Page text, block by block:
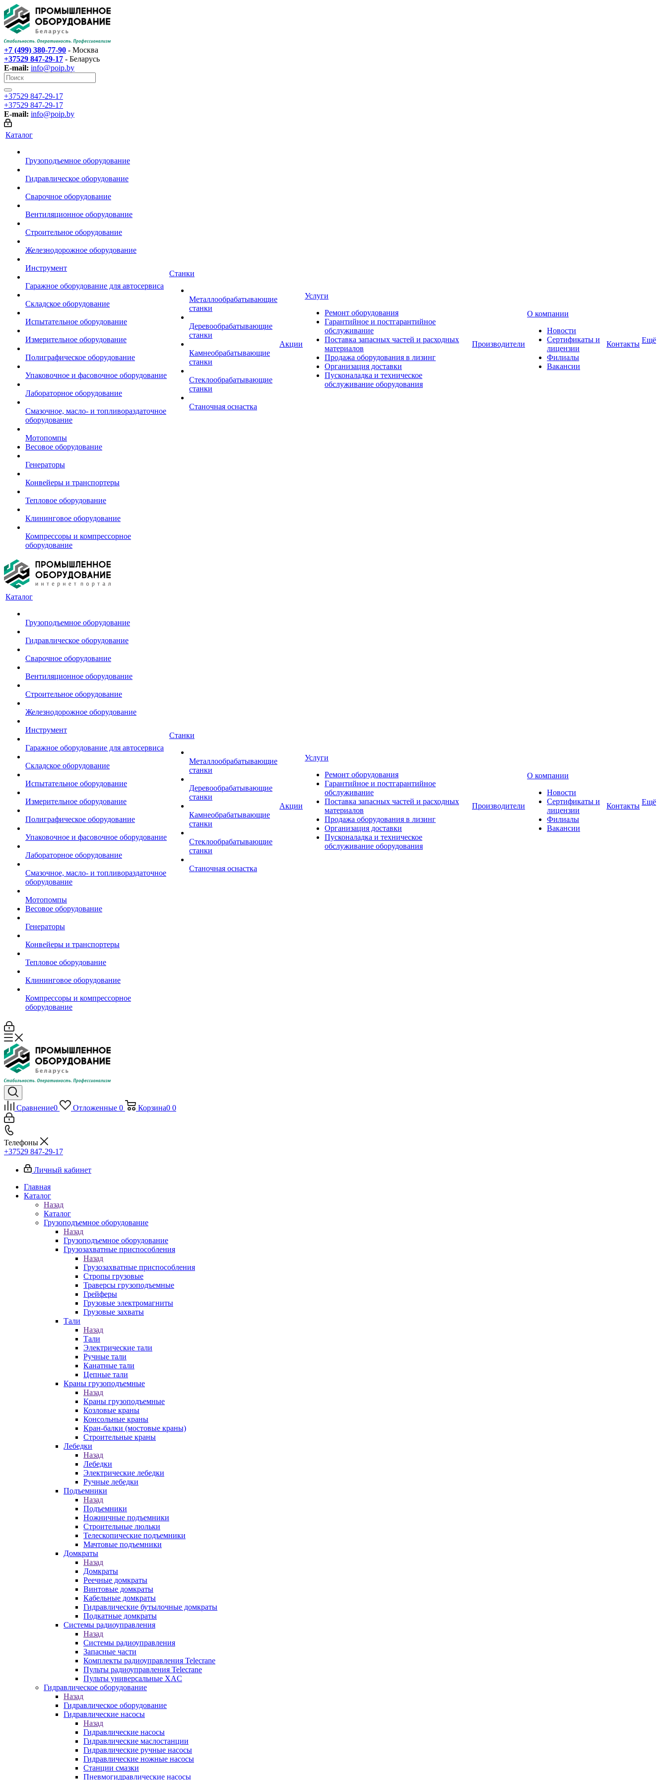
+7 (499) 380-77-90 - Москва
+37529 847-29-17‬ - Беларусь
E-mail: info@poip.by
+37529 847-29-17‬
+37529 847-29-17‬
E-mail: info@poip.by
Каталог
Грузоподъемное оборудование
Гидравлическое оборудование
Сварочное оборудование
Вентиляционное оборудование
Строительное оборудование
Железнодорожное оборудование
Инструмент
Гаражное оборудование для автосервиса
Складское оборудование
Испытательное оборудование
Измерительное оборудование
Полиграфическое оборудование
Упаковочное и фасовочное оборудование
Лабораторное оборудование
Смазочное, масло- и топливораздаточное
оборудование
Мотопомпы
Весовое оборудование
Генераторы
Конвейеры и транспортеры
Тепловое оборудование
Клининговое оборудование
Компрессоры и компрессорное
оборудование
Станки
Металлообрабатывающие
станки
Деревообрабатывающие
станки
Камнеобрабатывающие
станки
Стеклообрабатывающие
станки
Станочная оснастка
Акции
Услуги
Ремонт оборудования
Гарантийное и постгарантийное
обслуживание
Поставка запасных частей и расходных
материалов
Продажа оборудования в лизинг
Организация доставки
Пусконаладка и техническое
обслуживание оборудования
Производители
О компании
Новости
Сертификаты и
лицензии
Филиалы
Вакансии
Контакты Ещё
Каталог
Грузоподъемное оборудование
Гидравлическое оборудование
Сварочное оборудование
Вентиляционное оборудование
Строительное оборудование
Железнодорожное оборудование
Инструмент
Гаражное оборудование для автосервиса
Складское оборудование
Испытательное оборудование
Измерительное оборудование
Полиграфическое оборудование
Упаковочное и фасовочное оборудование
Лабораторное оборудование
Смазочное, масло- и топливораздаточное
оборудование
Мотопомпы
Весовое оборудование
Генераторы
Конвейеры и транспортеры
Тепловое оборудование
Клининговое оборудование
Компрессоры и компрессорное
оборудование
Станки
Металлообрабатывающие
станки
Деревообрабатывающие
станки
Камнеобрабатывающие
станки
Стеклообрабатывающие
станки
Станочная оснастка
Акции
Услуги
Ремонт оборудования
Гарантийное и постгарантийное
обслуживание
Поставка запасных частей и расходных
материалов
Продажа оборудования в лизинг
Организация доставки
Пусконаладка и техническое
обслуживание оборудования
Производители
О компании
Новости
Сертификаты и
лицензии
Филиалы
Вакансии
Контакты Ещё
Сравнение0 Отложенные 0 Корзина0 0
Телефоны
+37529 847-29-17‬
Личный кабинет
Главная
Каталог
Назад
Каталог
Грузоподъемное оборудование
Назад
Грузоподъемное оборудование
Грузозахватные приспособления
Назад
Грузозахватные приспособления
Стропы грузовые
Траверсы грузоподъемные
Грейферы
Грузовые электромагниты
Грузовые захваты
Тали
Назад
Тали
Электрические тали
Ручные тали
Канатные тали
Цепные тали
Краны грузоподъемные
Назад
Краны грузоподъемные
Козловые краны
Консольные краны
Кран-балки (мостовые краны)
Строительные краны
Лебедки
Назад
Лебедки
Электрические лебедки
Ручные лебедки
Подъемники
Назад
Подъемники
Ножничные подъемники
Строительные люльки
Телескопические подъемники
Мачтовые подъемники
Домкраты
Назад
Домкраты
Реечные домкраты
Винтовые домкраты
Кабельные домкраты
Гидравлические бутылочные домкраты
Подкатные домкраты
Системы радиоуправления
Назад
Системы радиоуправления
Запасные части
Комплекты радиоуправления Telecrane
Пульты радиоуправления Telecrane
Пульты универсальные XAC
Гидравлическое оборудование
Назад
Гидравлическое оборудование
Гидравлические насосы
Назад
Гидравлические насосы
Гидравлические маслостанции
Гидравлические ручные насосы
Гидравлические ножные насосы
Станции смазки
Пневмогидравлические насосы